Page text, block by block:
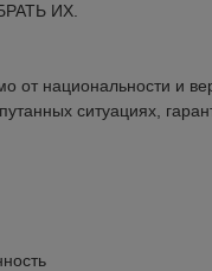
ИХ.
от национальности и
ситуациях,